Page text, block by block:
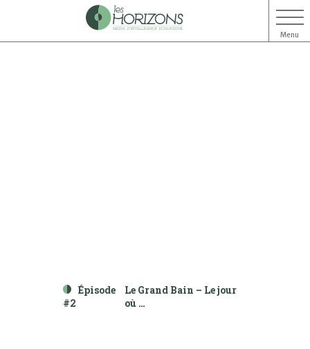
Menu
Épisode
#2
Le Grand Bain – Le jour
où …